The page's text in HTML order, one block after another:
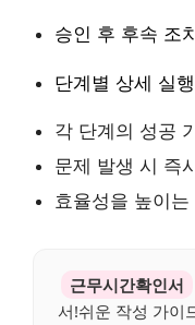
승인 후 후속 조
단계별 상세 실
각 단계의 성공
문제 발생 시 즉
효율성을 높이
근무시간확인서
서!쉬운 작성 가이